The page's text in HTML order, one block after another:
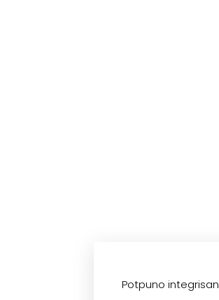
Potpuno integrisan